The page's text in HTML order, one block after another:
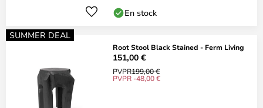
En stock
SUMMER DEAL
Root Stool Black Stained - Ferm Living
151,00 €
PVPR199,00 €
PVPR -48,00 €